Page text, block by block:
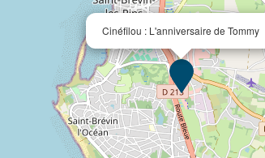
Cinéfilou : L'anniversaire de Tommy